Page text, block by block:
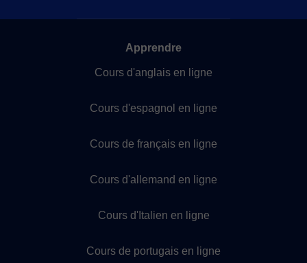
Apprendre
Cours d'anglais en ligne
Cours d'espagnol en ligne
Cours de français en ligne
Cours d'allemand en ligne
Cours d'Italien en ligne
Cours de portugais en ligne